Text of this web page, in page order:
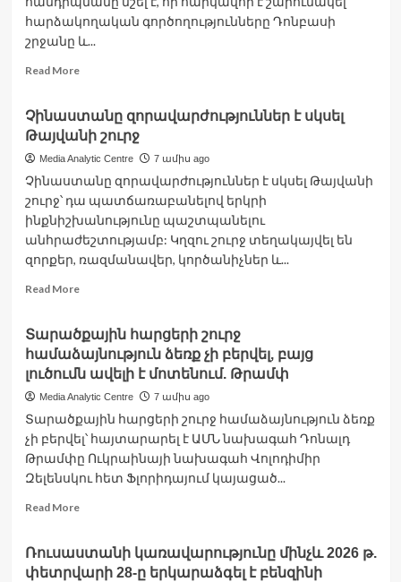
հարձակողական գործողությունները Դոնբասի
շրջանը և...
Read MoreRead
Պետք
է
շարունակել
Դոնբասը
և
Զապորոժիե
քաղաքը
լիակատար
տակ
Պուտին
Չինաստանը զորավարժություններ է սկսել
Թայվանի շուրջ
Media Analytic Centre 7 ամիս ago
Չինաստանը զորավարժություններ է սկսել Թայվանի
շուրջ՝ դա պատճառաբանելով երկրի
ինքնիշխանությունը պաշտպանելու
անհրաժեշտությամբ: Կղզու շուրջ տեղակայվել են
զորքեր, ռազմանավեր, կործանիչներ և...
Read MoreRead
Չինաստանը
զորավարժություններ
է
Թայվանի
շուրջ
Տարածքային հարցերի շուրջ
համաձայնություն ձեռք չի բերվել, բայց
լուծումն ավելի է մոտենում. Թրամփ
Media Analytic Centre 7 ամիս ago
Տարածքային հարցերի շուրջ համաձայնություն ձեռք
չի բերվել՝ հայտարարել է ԱՄՆ նախագահ Դոնալդ
Թրամփը Ուկրաինայի նախագահ Վոլոդիմիր
Զելենսկու հետ Ֆլորիդայում կայացած...
Read MoreRead
Տարածքային
հարցերի
Ռուսաստանի կառավարությունը մինչև 2026 թ.
փետրվարի 28-ը երկարաձգել է բենզինի